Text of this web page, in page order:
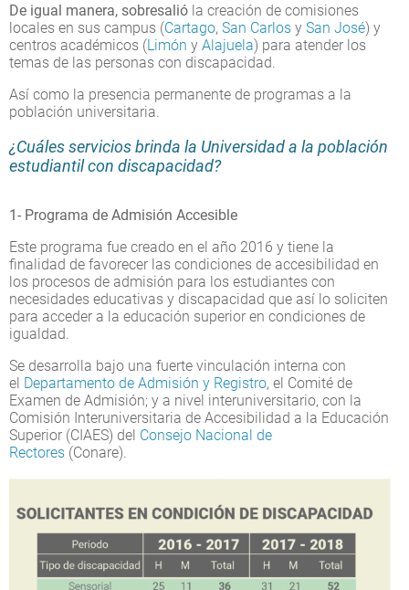
De igual manera, sobresalió la creación de comisiones
locales en sus campus (Cartago, San Carlos y San José) y
centros académicos (Limón y Alajuela) para atender los
temas de las personas con discapacidad.
Así como la presencia permanente de programas a la
población universitaria.
¿Cuáles servicios brinda la Universidad a la población
estudiantil con discapacidad?
1- Programa de Admisión Accesible
Este programa fue creado en el año 2016 y tiene la
finalidad de favorecer las condiciones de accesibilidad en
los procesos de admisión para los estudiantes con
necesidades educativas y discapacidad que así lo soliciten
para acceder a la educación superior en condiciones de
igualdad.
Se desarrolla bajo una fuerte vinculación interna con
el Departamento de Admisión y Registro, el Comité de
Examen de Admisión; y a nivel interuniversitario, con la
Comisión Interuniversitaria de Accesibilidad a la Educación
Superior (CIAES) del Consejo Nacional de
Rectores (Conare).